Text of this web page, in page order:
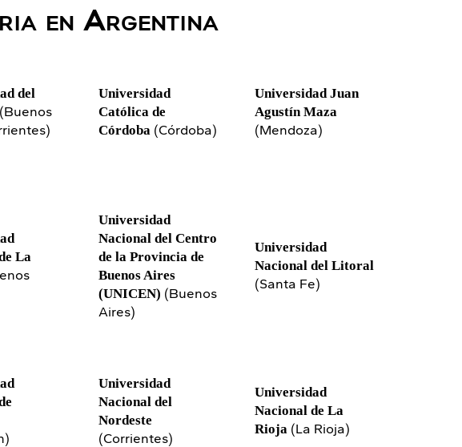
en Argentina
del
Universidad
Católica de
Córdoba (Córdoba)
Universidad Juan
Agustín Maza
(Mendoza)
La
Universidad
Nacional del Centro
de la Provincia de
Buenos Aires
(UNICEN) (Buenos
Aires)
Universidad
Nacional del Litoral
(Santa Fe)
Universidad
Nacional del
Nordeste
(Corrientes)
Universidad
Nacional de La
Rioja(La Rioja)